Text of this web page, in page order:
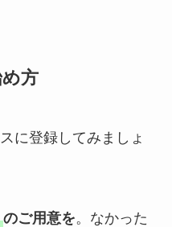
方
に登録してみましょ
のご用意を。なかった